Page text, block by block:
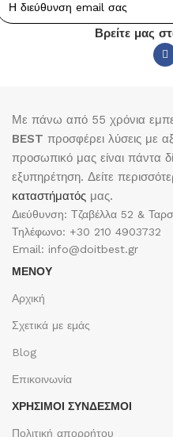
Βρείτε μας
Με πάνω από 55 χρόνια
BEST προσφέρει λύσεις με
προσωπικό μας είναι πάντα
εξυπηρέτηση. Δείτε
καταστήματός μας.
Διεύθυνση: Τζαβέλλα 52 &
Τηλέφωνο: +30 210 4903732
Email: info@doitbest.gr
ΜΕΝΟΥ
Αρχική
Σχετικά με εμάς
Blog
Επικοινωνία
ΧΡΉΣΙΜΟΙ ΣΎΝΔΕΣΜΟΙ
Πολιτική απορρήτου